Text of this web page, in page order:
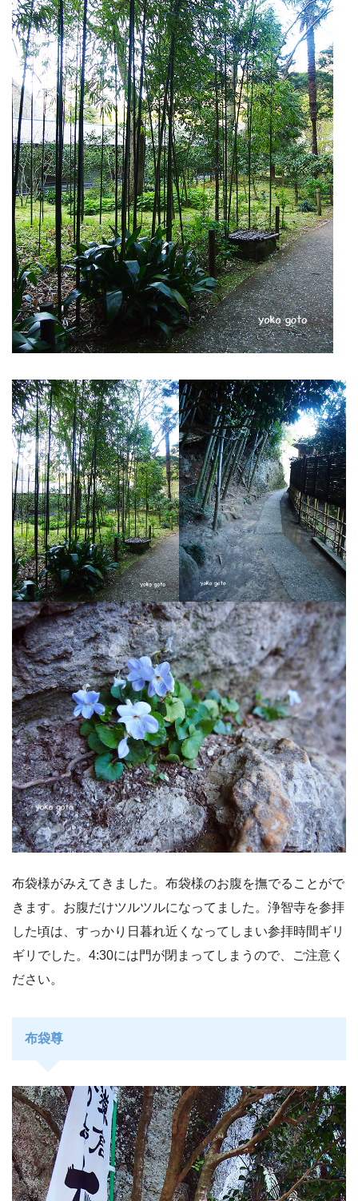
布袋様がみえてきました。布袋様のお腹を撫でることがで
きます。お腹だけツルツルになってました。浄智寺を参拝
した頃は、すっかり日暮れ近くなってしまい参拝時間ギリ
ギリでした。4:30には門が閉まってしまうので、ご注意く
ださい。
布袋尊